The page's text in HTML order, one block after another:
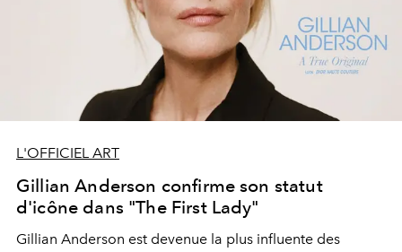
L'OFFICIEL ART
Gillian Anderson confirme son statut
d'icône dans "The First Lady"
Gillian Anderson est devenue la plus influente des